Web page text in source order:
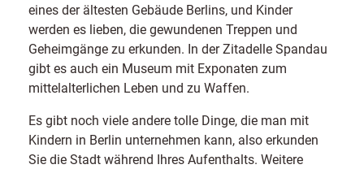
eines der ältesten Gebäude Berlins, und Kinder
werden es lieben, die gewundenen Treppen und
Geheimgänge zu erkunden. In der Zitadelle Spandau
gibt es auch ein Museum mit Exponaten zum
mittelalterlichen Leben und zu Waffen.
Es gibt noch viele andere tolle Dinge, die man mit
Kindern in Berlin unternehmen kann, also erkunden
Sie die Stadt während Ihres Aufenthalts. Weitere